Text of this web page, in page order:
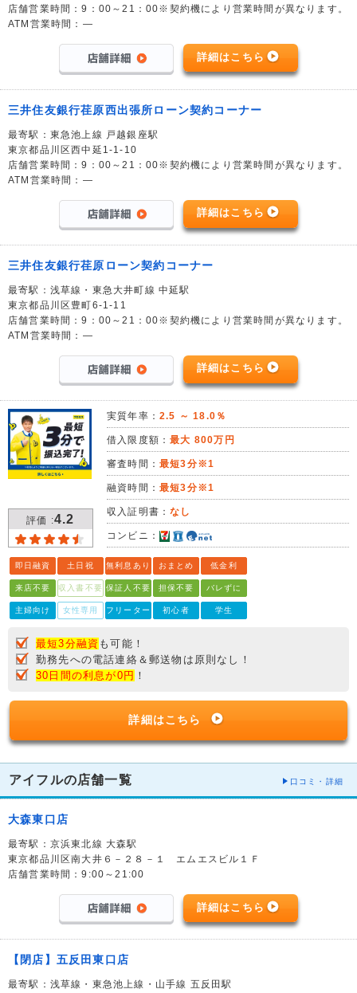
店舗営業時間：9：00～21：00※契約機により営業時間が異なります。
ATM営業時間：―
詳細はこちら
三井住友銀行荏原西出張所ローン契約コーナー
最寄駅：東急池上線 戸越銀座駅
東京都品川区西中延1-1-10
店舗営業時間：9：00～21：00※契約機により営業時間が異なります。
ATM営業時間：―
詳細はこちら
三井住友銀行荏原ローン契約コーナー
最寄駅：浅草線・東急大井町線 中延駅
東京都品川区豊町6-1-11
店舗営業時間：9：00～21：00※契約機により営業時間が異なります。
ATM営業時間：―
詳細はこちら
評価 :4.2
実質年率： 2.5 ～ 18.0％
借入限度額：最大 800万円
審査時間： 最短3分※1
融資時間： 最短3分※1
収入証明書：なし
コンビニ：
即日融資 土日祝 無利息あり おまとめ 低金利
来店不要 収入書不要 保証人不要 担保不要 バレずに
主婦向け 女性専用 フリーター 初心者 学生
最短3分融資 も可能！
勤務先への電話連絡＆郵送物は原則なし！
30日間の利息が0円 ！
詳細はこちら
アイフルの店舗一覧 口コミ・詳細
大森東口店
最寄駅：京浜東北線 大森駅
東京都品川区南大井６－２８－１ エムエスビル１Ｆ
店舗営業時間：9:00～21:00
詳細はこちら
【閉店】五反田東口店
最寄駅：浅草線・東急池上線・山手線 五反田駅